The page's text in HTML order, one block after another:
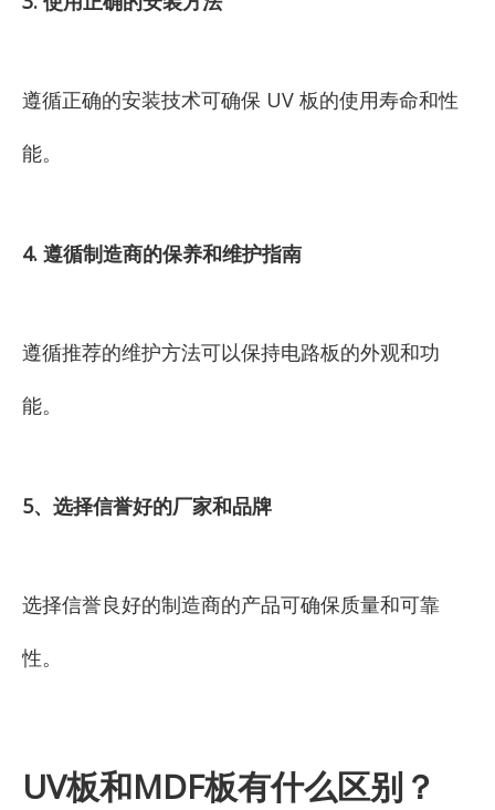
遵循正确的安装技术可确保 UV 板的使用寿命和性
能。
4. 遵循制造商的保养和维护指南
遵循推荐的维护方法可以保持电路板的外观和功
能。
5、选择信誉好的厂家和品牌
选择信誉良好的制造商的产品可确保质量和可靠
性。
UV板和MDF板有什么区别？